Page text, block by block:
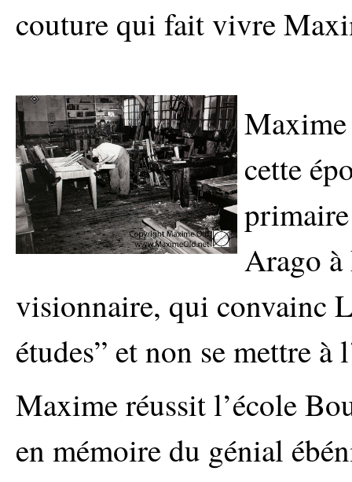
couture qui fait vivre
Maxime
cette
Arago à
visionnaire, qui convainc
études” et non se mettre à
Maxime réussit l’école
en mémoire du génial